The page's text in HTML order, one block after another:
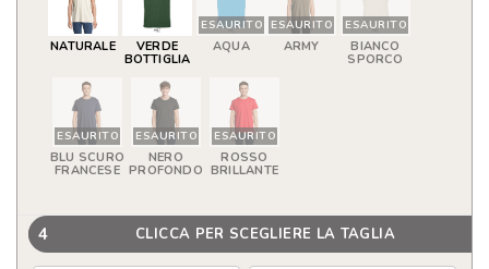
NATURALE
VERDE
BOTTIGLIA
ESAURITO
AQUA
ESAURITO
ARMY
ESAURITO
BIANCO
SPORCO
ESAURITO
BLU SCURO
FRANCESE
ESAURITO
NERO
PROFONDO
ESAURITO
ROSSO
BRILLANTE
4 CLICCA PER SCEGLIERE LA TAGLIA